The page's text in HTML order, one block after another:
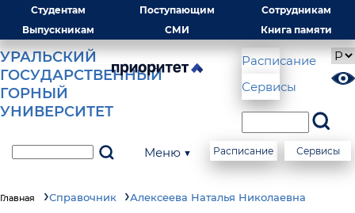
Студентам Поступающим
Сотрудникам
Выпускникам
СМИ Книга памяти
УРАЛЬСКИЙ
ГОСУДАРСТВЕННЫЙ
ГОРНЫЙ
УНИВЕРСИТЕТ
Расписание
Сервисы
Меню ▼ Расписание Сервисы
Главная Справочник Алексеева Наталья Николаевна